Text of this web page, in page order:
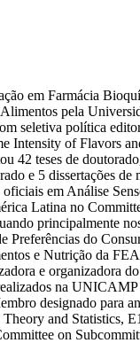
em Farmácia
pela
política
of Flavors
teses de
e 5 dissertações
em Análise
Latina no
principalmente
do
e Nutrição da
e
na UNICAMP
designado para
and Statistics,
on